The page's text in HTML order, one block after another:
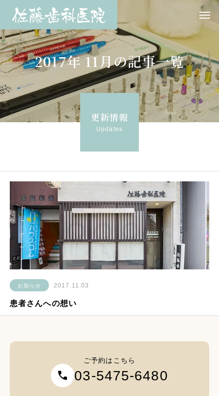
2017年 11月の記事一覧
更新情報
Updates
お知らせ 2017.11.03
患者さんへの想い
ご予約はこちら
call 03-5475-6480